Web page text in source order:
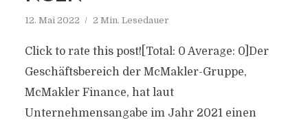
12. Mai 2022 2 Min. Lesedauer
Click to rate this post![Total: 0 Average: 0]Der
Geschäftsbereich der McMakler-Gruppe,
McMakler Finance, hat laut
Unternehmensangabe im Jahr 2021 einen